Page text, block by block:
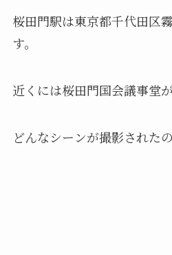
桜田門駅は東京都千代田区
す。
近くには桜田門国会議事堂が
どんなシーンが撮影された